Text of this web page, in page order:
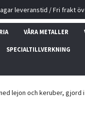
leveranstid / Fri frakt
VÅRA METALLER
SPECIALTILLVERKNING
lejon och keruber, gjord